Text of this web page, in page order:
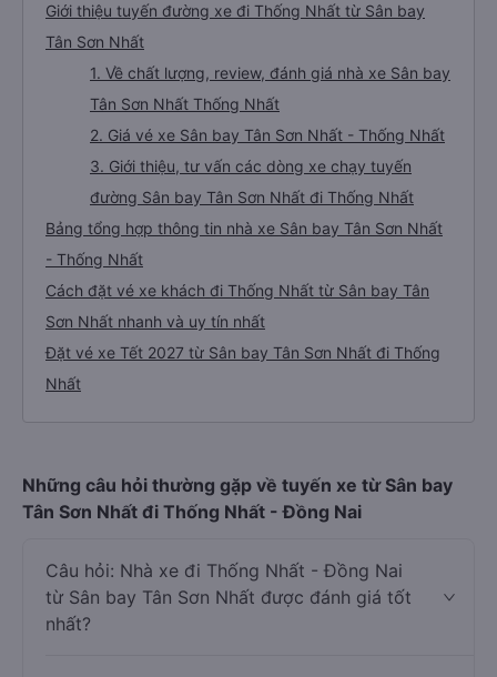
Giới thiệu tuyến đường xe đi Thống Nhất từ Sân bay
Tân Sơn Nhất
1. Về chất lượng, review, đánh giá nhà xe Sân bay
Tân Sơn Nhất Thống Nhất
2. Giá vé xe Sân bay Tân Sơn Nhất - Thống Nhất
3. Giới thiệu, tư vấn các dòng xe chạy tuyến
đường Sân bay Tân Sơn Nhất đi Thống Nhất
Bảng tổng hợp thông tin nhà xe Sân bay Tân Sơn Nhất
- Thống Nhất
Cách đặt vé xe khách đi Thống Nhất từ Sân bay Tân
Sơn Nhất nhanh và uy tín nhất
Đặt vé xe Tết 2027 từ Sân bay Tân Sơn Nhất đi Thống
Nhất
Những câu hỏi thường gặp về tuyến xe từ Sân bay
Tân Sơn Nhất đi Thống Nhất - Đồng Nai
Câu hỏi: Nhà xe đi Thống Nhất - Đồng Nai
từ Sân bay Tân Sơn Nhất được đánh giá tốt
nhất?